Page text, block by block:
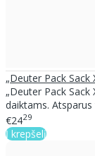
„Deuter Pack
„Deuter Pack
daiktams. Atsparus
€2429
Į krepšelį